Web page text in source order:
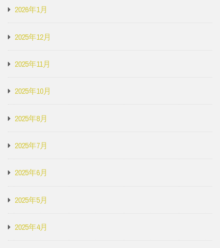
2026年1月
2025年12月
2025年11月
2025年10月
2025年8月
2025年7月
2025年6月
2025年5月
2025年4月